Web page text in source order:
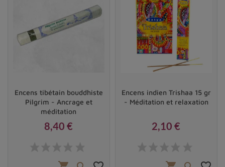
Encens tibétain bouddhiste
Pilgrim - Ancrage et
méditation
8,40 €
Encens indien Trishaa 15 gr
- Méditation et relaxation
2,10 €